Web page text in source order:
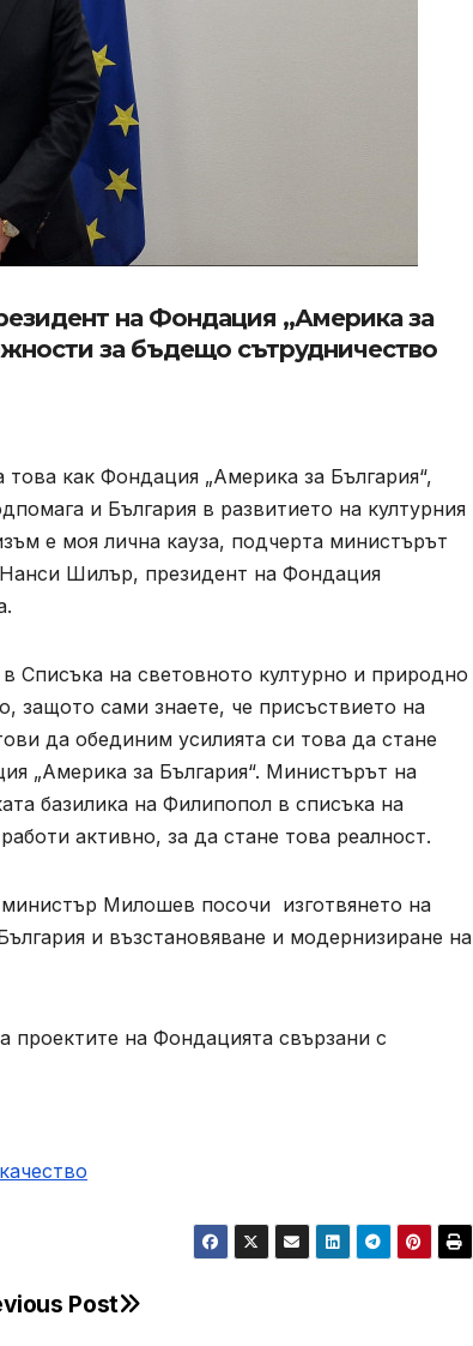
на Фондация „Америка за
за бъдещо сътрудничество
как Фондация „Америка за България“,
и България в развитието на културния
е моя лична кауза, подчерта министърът
Шилър, президент на Фондация
Списъка на световното културно и природно
сами знаете, че присъствието на
да обединим усилията си това да стане
„Америка за България“. Министърът на
базилика на Филипопол в списъка на
активно, за да стане това реалност.
Милошев посочи изготвянето на
и възстановяване и модернизиране на
проектите на Фондацията свързани с
Post